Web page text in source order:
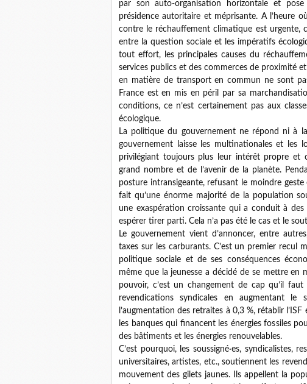
par son auto-organisation horizontale et
présidence autoritaire et méprisante. A l’heure
contre le réchauffement climatique est urgente,
entre la question sociale et les impératifs
tout effort, les principales causes du
services publics et des commerces de proximité
en matière de transport en commun ne sont
France est en mis en péril par sa
conditions, ce n’est certainement pas aux
écologique.
La politique du gouvernement ne répond ni à
gouvernement laisse les multinationales et les
privilégiant toujours plus leur intérêt propre et
grand nombre et de l’avenir de la planète.
posture intransigeante, refusant le moindre
fait qu’une énorme majorité de la population
une exaspération croissante qui a conduit à
espérer tirer parti. Cela n’a pas été le cas et le
Le gouvernement vient d’annoncer, entre
taxes sur les carburants. C’est un premier recul
politique sociale et de ses conséquences
même que la jeunesse a décidé de se mettre
pouvoir, c’est un changement de cap qu’il
revendications syndicales en augmentant
l’augmentation des retraites à 0,3 %, rétablir
les banques qui financent les énergies fossiles
des bâtiments et les énergies renouvelables.
C’est pourquoi, les soussigné·es, syndicalistes,
universitaires, artistes, etc., soutiennent les
mouvement des gilets jaunes. Ils appellent la